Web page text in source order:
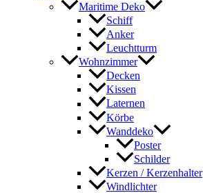
Maritime Deko
Schiff
Anker
Leuchtturm
Wohnzimmer
Decken
Kissen
Laternen
Körbe
Wanddeko
Poster
Schilder
Kerzen / Kerzenhalter
Windlichter